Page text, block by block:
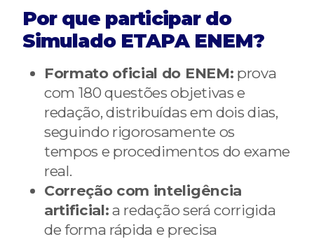
Por que participar do
Simulado ETAPA ENEM?
Formato oficial do ENEM: prova
com 180 questões objetivas e
redação, distribuídas em dois dias,
seguindo rigorosamente os
tempos e procedimentos do exame
real.
Correção com inteligência
artificial: a redação será corrigida
de forma rápida e precisa